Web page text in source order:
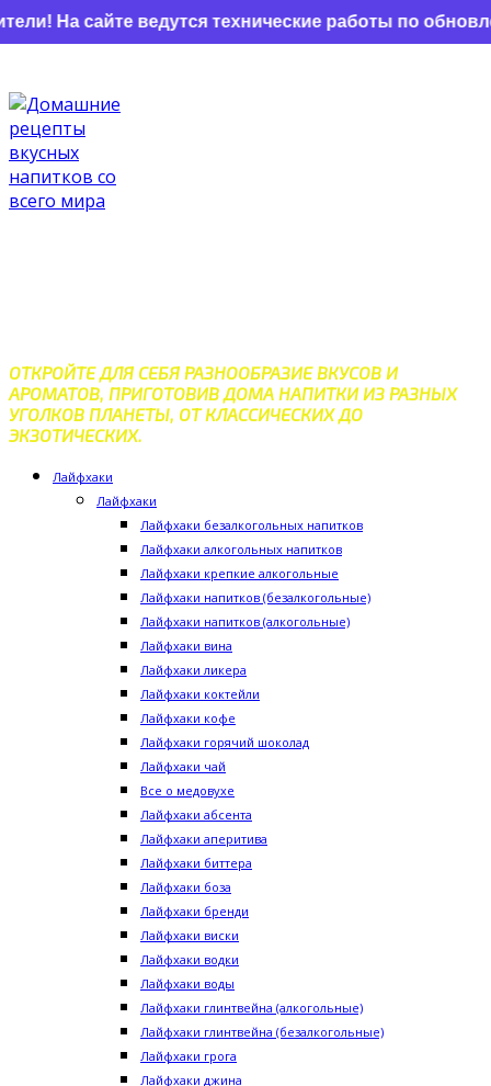
Перейти
к
контенту
ОТКРОЙТЕ ДЛЯ СЕБЯ РАЗНООБРАЗИЕ ВКУСОВ И
АРОМАТОВ, ПРИГОТОВИВ ДОМА НАПИТКИ ИЗ РАЗНЫХ
УГОЛКОВ ПЛАНЕТЫ, ОТ КЛАССИЧЕСКИХ ДО
ЭКЗОТИЧЕСКИХ.
Лайфхаки
Лайфхаки
Лайфхаки безалкогольных напитков
Лайфхаки алкогольных напитков
Лайфхаки крепкие алкогольные
Лайфхаки напитков (безалкогольные)
Лайфхаки напитков (алкогольные)
Лайфхаки вина
Лайфхаки ликера
Лайфхаки коктейли
Лайфхаки кофе
Лайфхаки горячий шоколад
Лайфхаки чай
Все о медовухе
Лайфхаки абсента
Лайфхаки аперитива
Лайфхаки биттера
Лайфхаки боза
Лайфхаки бренди
Лайфхаки виски
Лайфхаки водки
Лайфхаки воды
Лайфхаки глинтвейна (алкогольные)
Лайфхаки глинтвейна (безалкогольные)
Лайфхаки грога
Лайфхаки джина
ведутся технические работы по обновлению.